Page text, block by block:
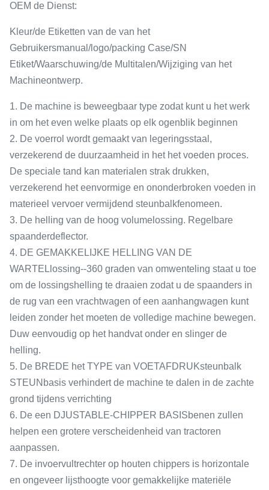
OEM de Dienst:
Kleur/de Etiketten van de van het
Gebruikersmanual/logo/packing Case/SN
Etiket/Waarschuwing/de Multitalen/Wijziging van het
Machineontwerp.
1. De machine is beweegbaar type zodat kunt u het werk
in om het even welke plaats op elk ogenblik beginnen
2. De voerrol wordt gemaakt van legeringsstaal,
verzekerend de duurzaamheid in het het voeden proces.
De speciale tand kan materialen strak drukken,
verzekerend het eenvormige en ononderbroken voeden in
materieel vervoer vermijdend steunbalkfenomeen.
3. De helling van de hoog volumelossing. Regelbare
spaanderdeflector.
4. DE GEMAKKELIJKE HELLING VAN DE
WARTELlossing--360 graden van omwenteling staat u toe
om de lossingshelling te draaien zodat u de spaanders in
de rug van een vrachtwagen of een aanhangwagen kunt
leiden zonder het moeten de volledige machine bewegen.
Duw eenvoudig op het handvat onder en slinger de
helling.
5. De BREDE het TYPE van VOETAFDRUKsteunbalk
STEUNbasis verhindert de machine te dalen in de zachte
grond tijdens verrichting
6. De een DJUSTABLE-CHIPPER BASISbenen zullen
helpen een grotere verscheidenheid van tractoren
aanpassen.
7. De invoervultrechter op houten chippers is horizontale
en ongeveer lijsthoogte voor gemakkelijke materiële